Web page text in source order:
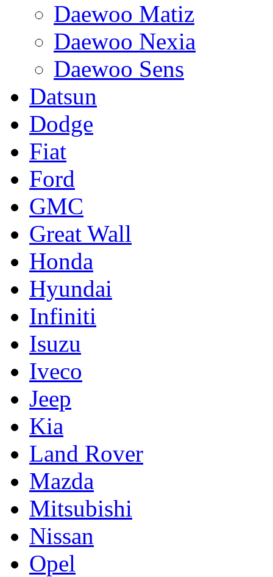
Daewoo Matiz
Daewoo Nexia
Daewoo Sens
Datsun
Dodge
Fiat
Ford
GMC
Great Wall
Honda
Hyundai
Infiniti
Isuzu
Iveco
Jeep
Kia
Land Rover
Mazda
Mitsubishi
Nissan
Opel